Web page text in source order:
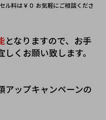
ル料は￥０ お気軽にご相談くださ
となりますので、お手
くお願い致します。
アップキャンペーンの